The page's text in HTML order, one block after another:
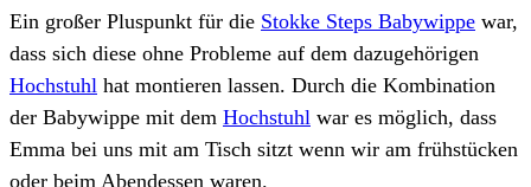
Ein großer Pluspunkt für die Stokke Steps Babywippe war,
dass sich diese ohne Probleme auf dem dazugehörigen
Hochstuhl hat montieren lassen. Durch die Kombination
der Babywippe mit dem Hochstuhl war es möglich, dass
Emma bei uns mit am Tisch sitzt wenn wir am frühstücken
oder beim Abendessen waren.